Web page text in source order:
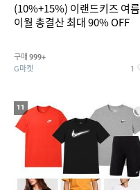
(10%+15%) 이랜드키즈 여름
이월 총결산 최대 90% OFF
구매 999+
G마켓 1
11